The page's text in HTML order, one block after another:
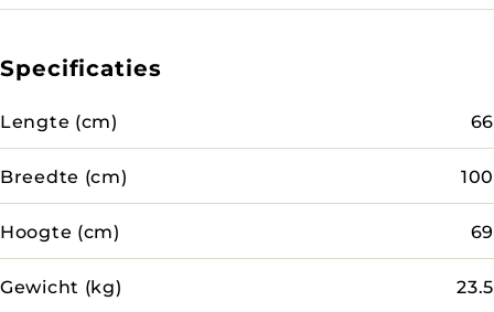
Specificaties
Lengte (cm) 66
Breedte (cm) 100
Hoogte (cm) 69
Gewicht (kg) 23.5